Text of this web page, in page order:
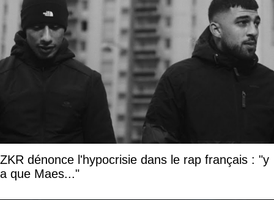
ZKR dénonce l'hypocrisie dans le rap français : "y
a que Maes..."